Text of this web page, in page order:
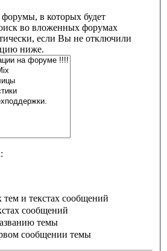
в которых будет
во вложенных форумах
если Вы не отключили
ниже.
тем и текстах сообщений
сообщений
темы
сообщении темы